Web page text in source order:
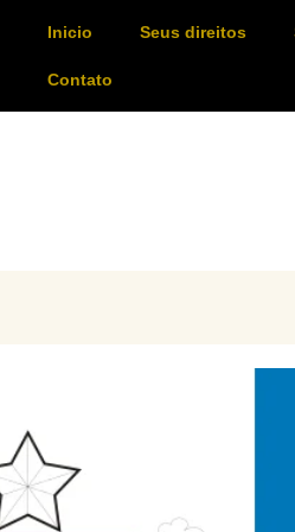
Inicio Seus direitos
Contato